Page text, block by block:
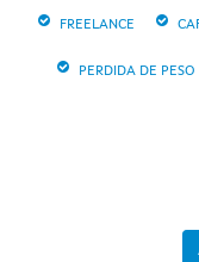
FREELANCE
PERDIDA DE PESO